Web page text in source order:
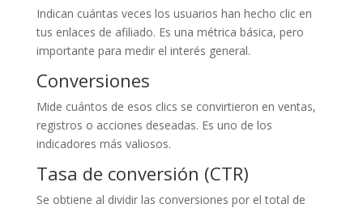
Indican cuántas veces los usuarios han hecho clic en
tus enlaces de afiliado. Es una métrica básica, pero
importante para medir el interés general.
Conversiones
Mide cuántos de esos clics se convirtieron en ventas,
registros o acciones deseadas. Es uno de los
indicadores más valiosos.
Tasa de conversión (CTR)
Se obtiene al dividir las conversiones por el total de